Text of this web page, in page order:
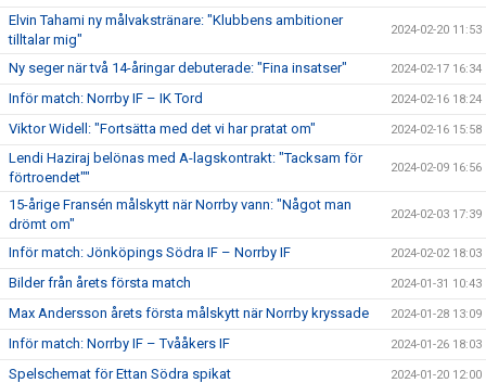
Elvin Tahami ny målvakstränare: "Klubbens ambitioner
tilltalar mig"
2024-02-20 11:53
Ny seger när två 14-åringar debuterade: "Fina insatser" 2024-02-17 16:34
Inför match: Norrby IF – IK Tord 2024-02-16 18:24
Viktor Widell: "Fortsätta med det vi har pratat om" 2024-02-16 15:58
Lendi Haziraj belönas med A-lagskontrakt: "Tacksam för
förtroendet""
2024-02-09 16:56
15-årige Fransén målskytt när Norrby vann: "Något man
drömt om"
2024-02-03 17:39
Inför match: Jönköpings Södra IF – Norrby IF 2024-02-02 18:03
Bilder från årets första match 2024-01-31 10:43
Max Andersson årets första målskytt när Norrby kryssade 2024-01-28 13:09
Inför match: Norrby IF – Tvååkers IF 2024-01-26 18:03
Spelschemat för Ettan Södra spikat 2024-01-20 12:00